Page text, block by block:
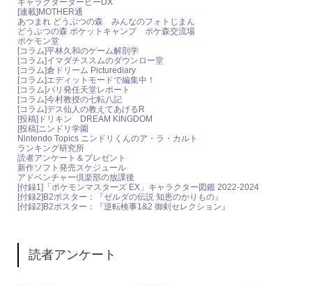
キャラクターダービーDX
[連載]MOTHER通
あつまれ どうぶつの森 みんなのフォトじまん
どうぶつの森 ポケットキャンプ ポケ森交流場
ポケモン堂
[コラム]平林久和のゲーム解剖学
[コラム]イマダチススムのダウンロー堂
[コラム]倉ドリーム Picturediary
[コラム]エディットモードで編集中！
[コラム]パリ発任天堂レポート
[コラム]今村教授の七転八記
[コラム]デス仙人の教えてあげるR
[投稿]ドリキン DREAM KINGDOM
[投稿]ニンドリ学園
Nintendo Topics ニンドリくんのア・ラ・カルト
ランキング研究所
読者アンケート＆プレゼント
新作ソフト発売スケジュール
アドベンチャー倶楽部の放課後
[付録1]「ポケモンマスターズ EX」キャラクター図鑑 2022-2024
[付録2]B2ポスター：『ゼルダの伝説 知恵のかりもの』
[付録2]B2ポスター：『逆転検事1&2 御剣セレクション』
読者アンケート